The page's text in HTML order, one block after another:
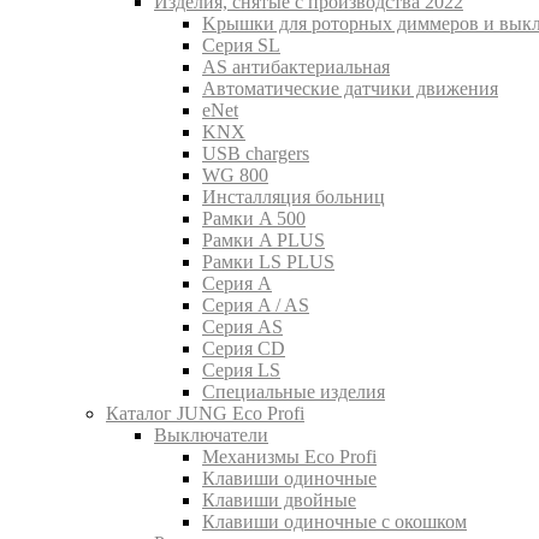
Kрышки для роторных диммеров и
Серия SL
AS антибактериальная
Aвтоматические датчики движения
eNet
KNX
USB chargers
WG 800
Инсталляция больниц
Рамки A 500
Рамки A PLUS
Рамки LS PLUS
Серия A
Серия A / AS
Серия AS
Серия CD
Серия LS
Специальные изделия
Каталог JUNG Eco Profi
Выключатели
Механизмы Eco Profi
Клавиши одиночные
Клавиши двойные
Клавиши одиночные с окошком